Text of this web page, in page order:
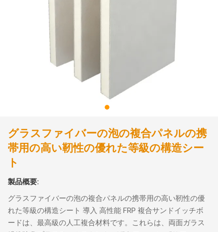
グラスファイバーの泡の複合パネルの携
帯用の高い靭性の優れた等級の構造シー
ト
製品概要:
グラスファイバーの泡の複合パネルの携帯用の高い靭性の優
れた等級の構造シート 導入 高性能 FRP 複合サンドイッチボ
ードは、最高級の人工複合材料です。これらは、両面ガラス